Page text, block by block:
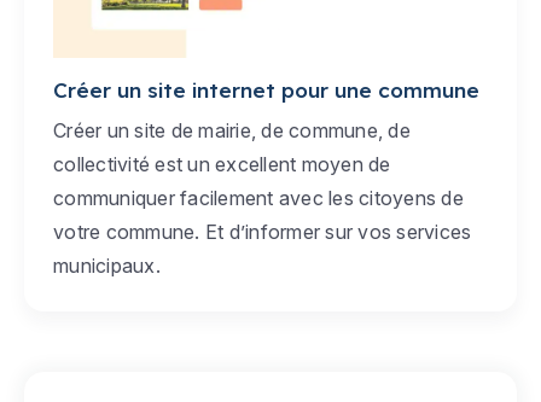
Créer un site internet pour une commune
Créer un site de mairie, de commune, de
collectivité est un excellent moyen de
communiquer facilement avec les citoyens de
votre commune. Et d’informer sur vos services
municipaux.